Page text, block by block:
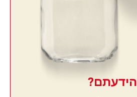
הידעתם?